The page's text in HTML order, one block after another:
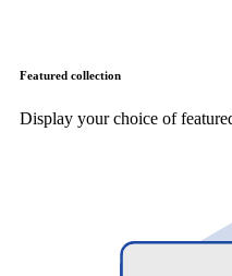
Featured collection
Display your choice of